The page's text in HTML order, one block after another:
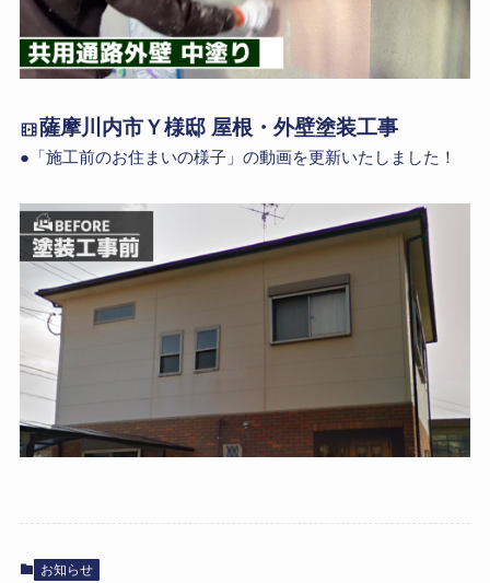
薩摩川内市Ｙ様邸 屋根・外壁塗装工事
●「施工前のお住まいの様子」の動画を更新いたしました！
お知らせ